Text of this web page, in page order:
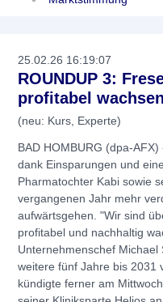
25.02.26 16:19:07
ROUNDUP 3:
profitabel
(neu: Kurs, Experte)
BAD HOMBURG (dpa-
dank Einsparungen und
Pharmatochter Kabi sowie
vergangenen Jahr mehr
aufwärtsgehen. "Wir sind
profitabel und nachhaltig
Unternehmenschef
weitere fünf Jahre bis 2031
kündigte ferner am